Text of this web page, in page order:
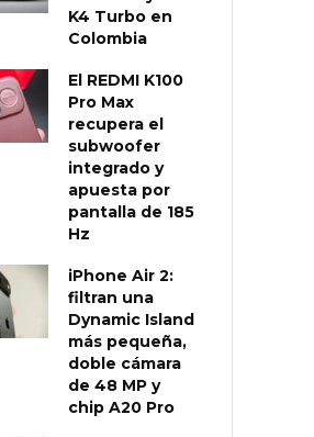
K4 Turbo en
Colombia
El REDMI K100
Pro Max
recupera el
subwoofer
integrado y
apuesta por
pantalla de 185
Hz
iPhone Air 2:
filtran una
Dynamic Island
más pequeña,
doble cámara
de 48 MP y
chip A20 Pro